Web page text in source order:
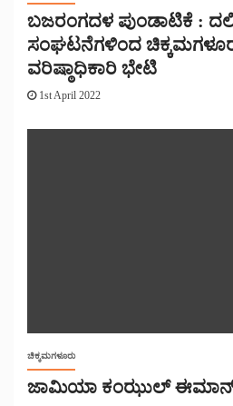
ಬಜರಂಗದಳ ಪುಂಡಾಟಿಕೆ :
ಸಂಘಟನೆಗಳಿಂದ
ವರಿಷ್ಠಾಧಿಕಾರಿ ಭೇಟಿ
1st April 2022
ಚಿಕ್ಕಮಗಳೂರು
ಜಾಮಿಯಾ ಕಂಝುಲ್ ಈಮಾನ್